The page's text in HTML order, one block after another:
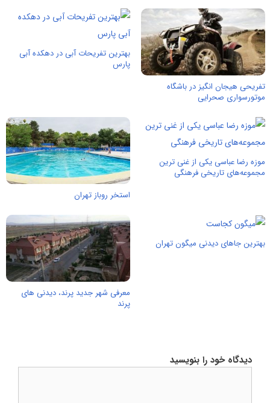
تفریحی هیجان انگیز در باشگاه
موتورسواری صحرایی
بهترین تفریحات آبی در دهکده آبی
پارس
موزه رضا عباسی یکی از غنی‌ ترین
مجموعه‌های تاریخی فرهنگی
استخر روباز تهران
بهترین جاهای دیدنی میگون تهران
معرفی شهر جدید پرند، دیدنی های
پرند
دیدگاه خود را بنویسید